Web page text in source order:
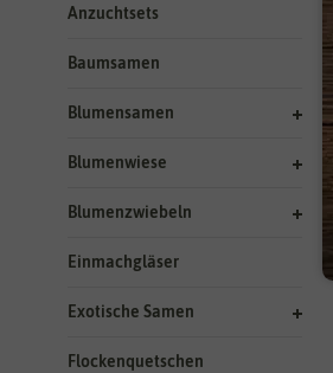
Anzuchtsets
Baumsamen
Blumensamen
Blumenwiese
Blumenzwiebeln
Einmachgläser
Exotische Samen
Flockenquetschen